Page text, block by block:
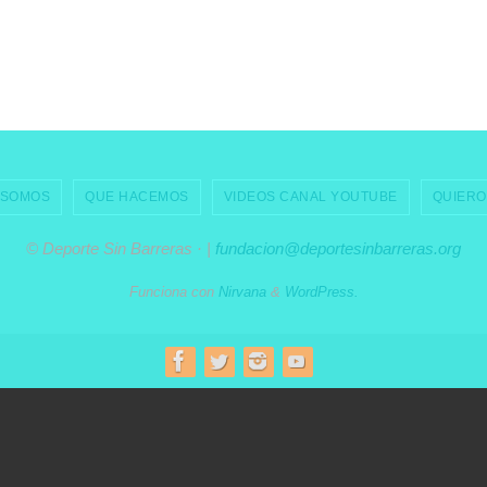
QUE HACEMOS VIDEOS CANAL YOUTUBE
© Deporte Sin Barreras · | fundacion@deportesinbarreras.org
Funciona con Nirvana& WordPress.